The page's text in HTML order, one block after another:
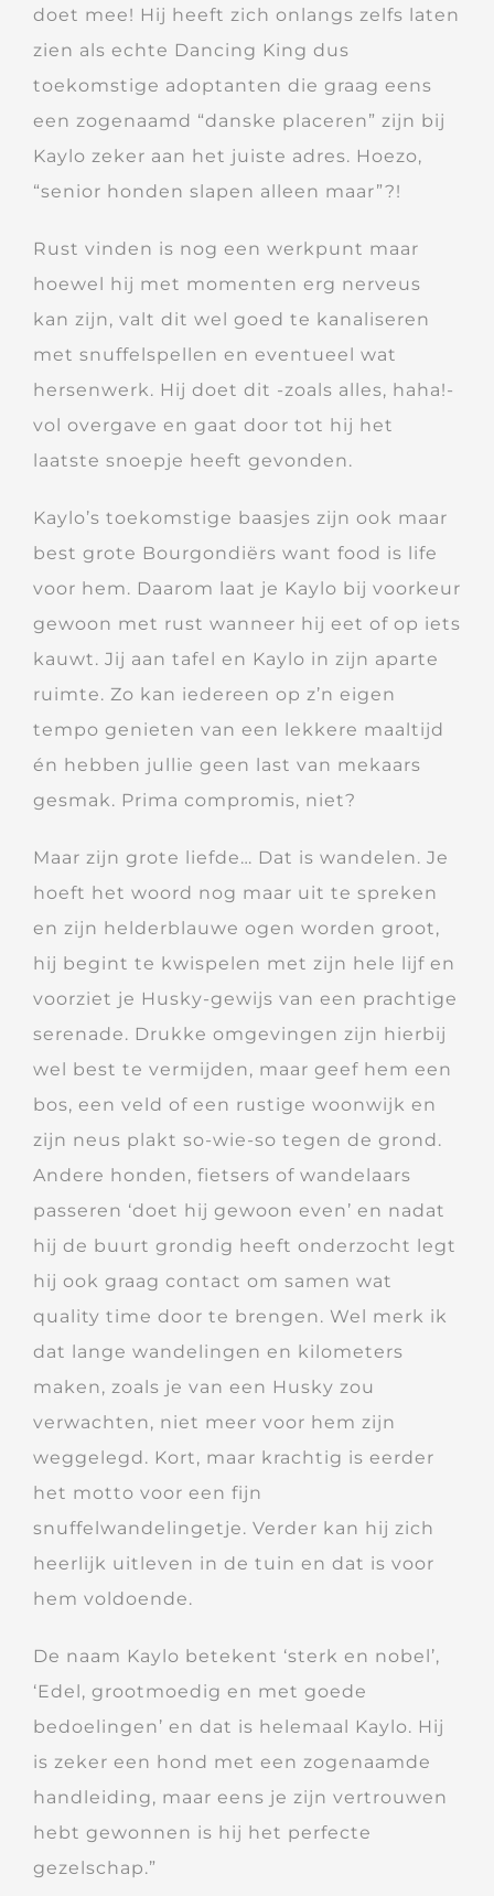
doet mee! Hij heeft zich onlangs zelfs laten
zien als echte Dancing King dus
toekomstige adoptanten die graag eens
een zogenaamd “danske placeren” zijn bij
Kaylo zeker aan het juiste adres. Hoezo,
“senior honden slapen alleen maar”?!
Rust vinden is nog een werkpunt maar
hoewel hij met momenten erg nerveus
kan zijn, valt dit wel goed te kanaliseren
met snuffelspellen en eventueel wat
hersenwerk. Hij doet dit -zoals alles, haha!-
vol overgave en gaat door tot hij het
laatste snoepje heeft gevonden.
Kaylo’s toekomstige baasjes zijn ook maar
best grote Bourgondiërs want food is life
voor hem. Daarom laat je Kaylo bij voorkeur
gewoon met rust wanneer hij eet of op iets
kauwt. Jij aan tafel en Kaylo in zijn aparte
ruimte. Zo kan iedereen op z’n eigen
tempo genieten van een lekkere maaltijd
én hebben jullie geen last van mekaars
gesmak. Prima compromis, niet?
Maar zijn grote liefde… Dat is wandelen. Je
hoeft het woord nog maar uit te spreken
en zijn helderblauwe ogen worden groot,
hij begint te kwispelen met zijn hele lijf en
voorziet je Husky-gewijs van een prachtige
serenade. Drukke omgevingen zijn hierbij
wel best te vermijden, maar geef hem een
bos, een veld of een rustige woonwijk en
zijn neus plakt so-wie-so tegen de grond.
Andere honden, fietsers of wandelaars
passeren ‘doet hij gewoon even’ en nadat
hij de buurt grondig heeft onderzocht legt
hij ook graag contact om samen wat
quality time door te brengen. Wel merk ik
dat lange wandelingen en kilometers
maken, zoals je van een Husky zou
verwachten, niet meer voor hem zijn
weggelegd. Kort, maar krachtig is eerder
het motto voor een fijn
snuffelwandelingetje. Verder kan hij zich
heerlijk uitleven in de tuin en dat is voor
hem voldoende.
De naam Kaylo betekent ‘sterk en nobel’,
‘Edel, grootmoedig en met goede
bedoelingen’ en dat is helemaal Kaylo. Hij
is zeker een hond met een zogenaamde
handleiding, maar eens je zijn vertrouwen
hebt gewonnen is hij het perfecte
gezelschap.”